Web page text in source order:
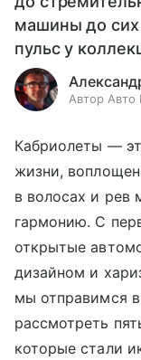
машины до сих
пульс у
Автор Авто
Кабриолеты —
жизни,
в волосах и рев
гармонию. С
открытые
дизайном и
мы отправимся
рассмотреть
которые стали